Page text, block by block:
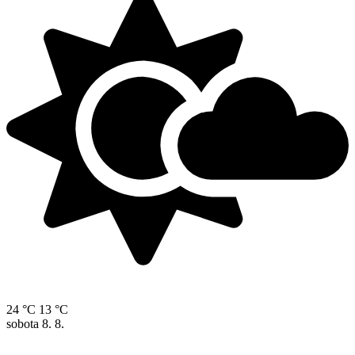
24 °C 13 °C
sobota 8. 8.